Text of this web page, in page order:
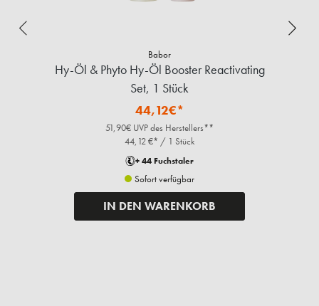
Babor
Hy-Öl & Phyto Hy-Öl Booster Reactivating
Set, 1 Stück
44,12€*
51,90€ UVP des Herstellers**
44,12 €* / 1 Stück
+ 44 Fuchstaler
Sofort verfügbar
IN DEN WARENKORB